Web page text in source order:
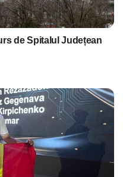
de Spitalul Județean